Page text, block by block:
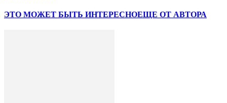
ЭТО МОЖЕТ БЫТЬ ИНТЕРЕСНОЕЩЕ ОТ АВТОРА